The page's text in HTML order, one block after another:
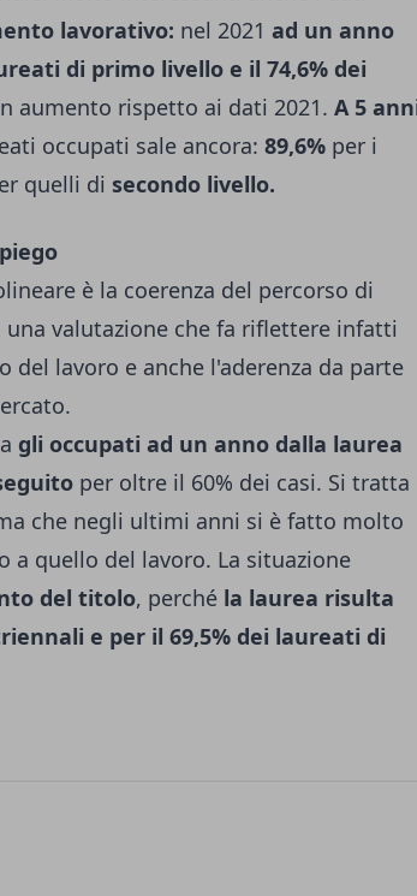
lavorativo: nel 2021 ad un anno
di primo livello e il 74,6% dei
aumento rispetto ai dati 2021. A 5
occupati sale ancora: 89,6% per i
quelli di secondo livello.
è la coerenza del percorso di
valutazione che fa riflettere infatti
del lavoro e anche l'aderenza da parte
gli occupati ad un anno dalla laurea
per oltre il 60% dei casi. Si tratta
che negli ultimi anni si è fatto molto
a quello del lavoro. La situazione
del titolo, perché la laurea risulta
e per il 69,5% dei laureati di